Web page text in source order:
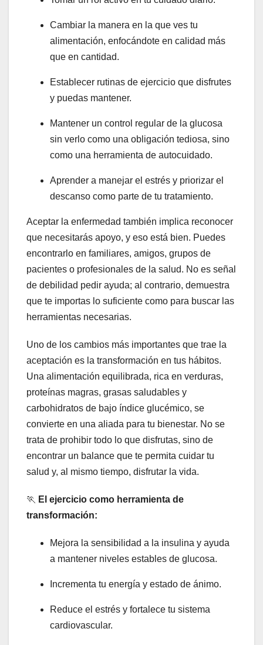
Cambiar la manera en la que ves tu
alimentación, enfocándote en calidad más
que en cantidad.
Establecer rutinas de ejercicio que disfrutes
y puedas mantener.
Mantener un control regular de la glucosa
sin verlo como una obligación tediosa, sino
como una herramienta de autocuidado.
Aprender a manejar el estrés y priorizar el
descanso como parte de tu tratamiento.
Aceptar la enfermedad también implica reconocer
que necesitarás apoyo, y eso está bien. Puedes
encontrarlo en familiares, amigos, grupos de
pacientes o profesionales de la salud. No es señal
de debilidad pedir ayuda; al contrario, demuestra
que te importas lo suficiente como para buscar las
herramientas necesarias.
Uno de los cambios más importantes que trae la
aceptación es la transformación en tus hábitos.
Una alimentación equilibrada, rica en verduras,
proteínas magras, grasas saludables y
carbohidratos de bajo índice glucémico, se
convierte en una aliada para tu bienestar. No se
trata de prohibir todo lo que disfrutas, sino de
encontrar un balance que te permita cuidar tu
salud y, al mismo tiempo, disfrutar la vida.
🏃 El ejercicio como herramienta de
transformación:
Mejora la sensibilidad a la insulina y ayuda
a mantener niveles estables de glucosa.
Incrementa tu energía y estado de ánimo.
Reduce el estrés y fortalece tu sistema
cardiovascular.